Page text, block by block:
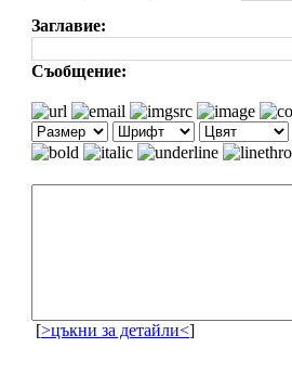
Заглавие:
Съобщение:
[>цъкни за детайли<]